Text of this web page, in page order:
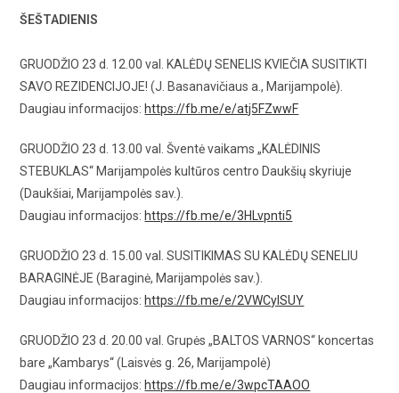
ŠEŠTADIENIS
GRUODŽIO 23 d. 12.00 val. KALĖDŲ SENELIS KVIEČIA SUSITIKTI
SAVO REZIDENCIJOJE! (J. Basanavičiaus a., Marijampolė).
Daugiau informacijos: https://fb.me/e/atj5FZwwF
GRUODŽIO 23 d. 13.00 val. Šventė vaikams „KALĖDINIS
STEBUKLAS“ Marijampolės kultūros centro Daukšių skyriuje
(Daukšiai, Marijampolės sav.).
Daugiau informacijos: https://fb.me/e/3HLvpnti5
GRUODŽIO 23 d. 15.00 val. SUSITIKIMAS SU KALĖDŲ SENELIU
BARAGINĖJE (Baraginė, Marijampolės sav.).
Daugiau informacijos: https://fb.me/e/2VWCylSUY
GRUODŽIO 23 d. 20.00 val. Grupės „BALTOS VARNOS“ koncertas
bare „Kambarys“ (Laisvės g. 26, Marijampolė)
Daugiau informacijos: https://fb.me/e/3wpcTAAOO